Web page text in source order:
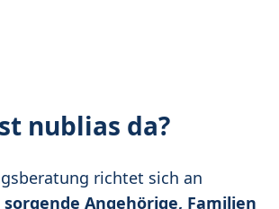
nublias da?
richtet sich an
Angehörige, Familien